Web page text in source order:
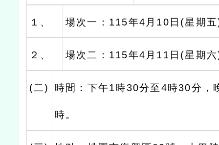
１、 場次一：115年4月10日(星期
２、 場次二：115年4月11日(星期
(二) 時間：下午1時30分至4時30分，
時。